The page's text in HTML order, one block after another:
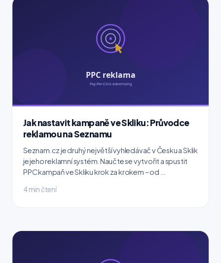
Jak nastavit kampaně ve Skliku: Průvodce
reklamou na Seznamu
Seznam.cz je druhý největší vyhledávač v Česku a Sklik
je jeho reklamní systém. Naučte se vytvořit a spustit
PPC kampaň ve Skliku krok za krokem – od ...
4 min čtení